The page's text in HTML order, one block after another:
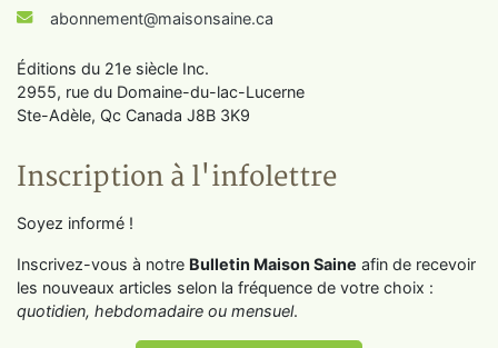
abonnement@maisonsaine.ca
Éditions du 21e siècle Inc.
2955, rue du Domaine-du-lac-Lucerne
Ste-Adèle, Qc Canada J8B 3K9
Inscription à l'infolettre
Soyez informé !
Inscrivez-vous à notre Bulletin Maison Saine afin de recevoir
les nouveaux articles selon la fréquence de votre choix :
quotidien, hebdomadaire ou mensuel.